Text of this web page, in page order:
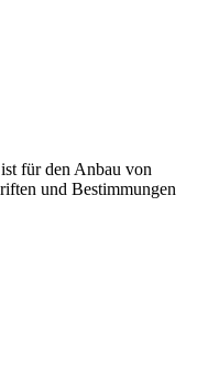
für den Anbau von
und Bestimmungen